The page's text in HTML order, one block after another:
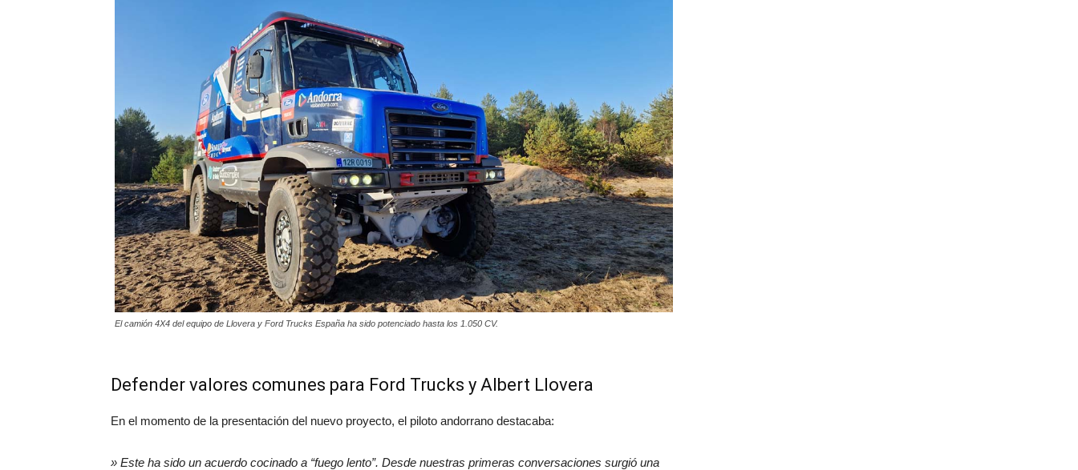
El camión 4X4 del equipo de Llovera y Ford Trucks España ha sido potenciado hasta los 1.050 CV.
Defender valores comunes para Ford Trucks y Albert Llovera
En el momento de la presentación del nuevo proyecto, el piloto andorrano destacaba:
» Este ha sido un acuerdo cocinado a “fuego lento”. Desde nuestras primeras conversaciones surgió una